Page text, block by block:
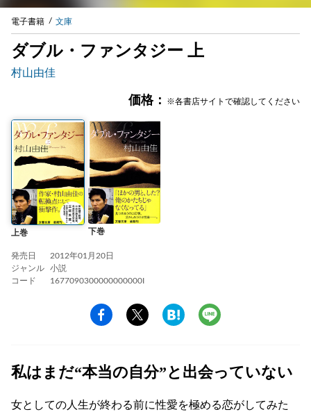
電子書籍 文庫
ダブル・ファンタジー 上
村山由佳
価格： ※各書店サイトで確認してください
上巻 下巻
発売日
2012年01月20日
ジャンル
小説
コード
1677090300000000000I
私はまだ“本当の自分”と出会っていない
女としての人生が終わる前に性愛を極める恋がしてみた